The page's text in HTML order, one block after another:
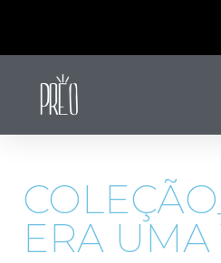
COLEÇÃO_
ERA UMA